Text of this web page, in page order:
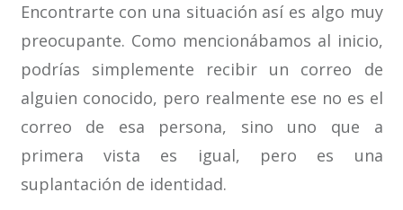
Encontrarte con una situación así es algo muy
preocupante. Como mencionábamos al inicio,
podrías simplemente recibir un correo de
alguien conocido, pero realmente ese no es el
correo de esa persona, sino uno que a
primera vista es igual, pero es una
suplantación de identidad.